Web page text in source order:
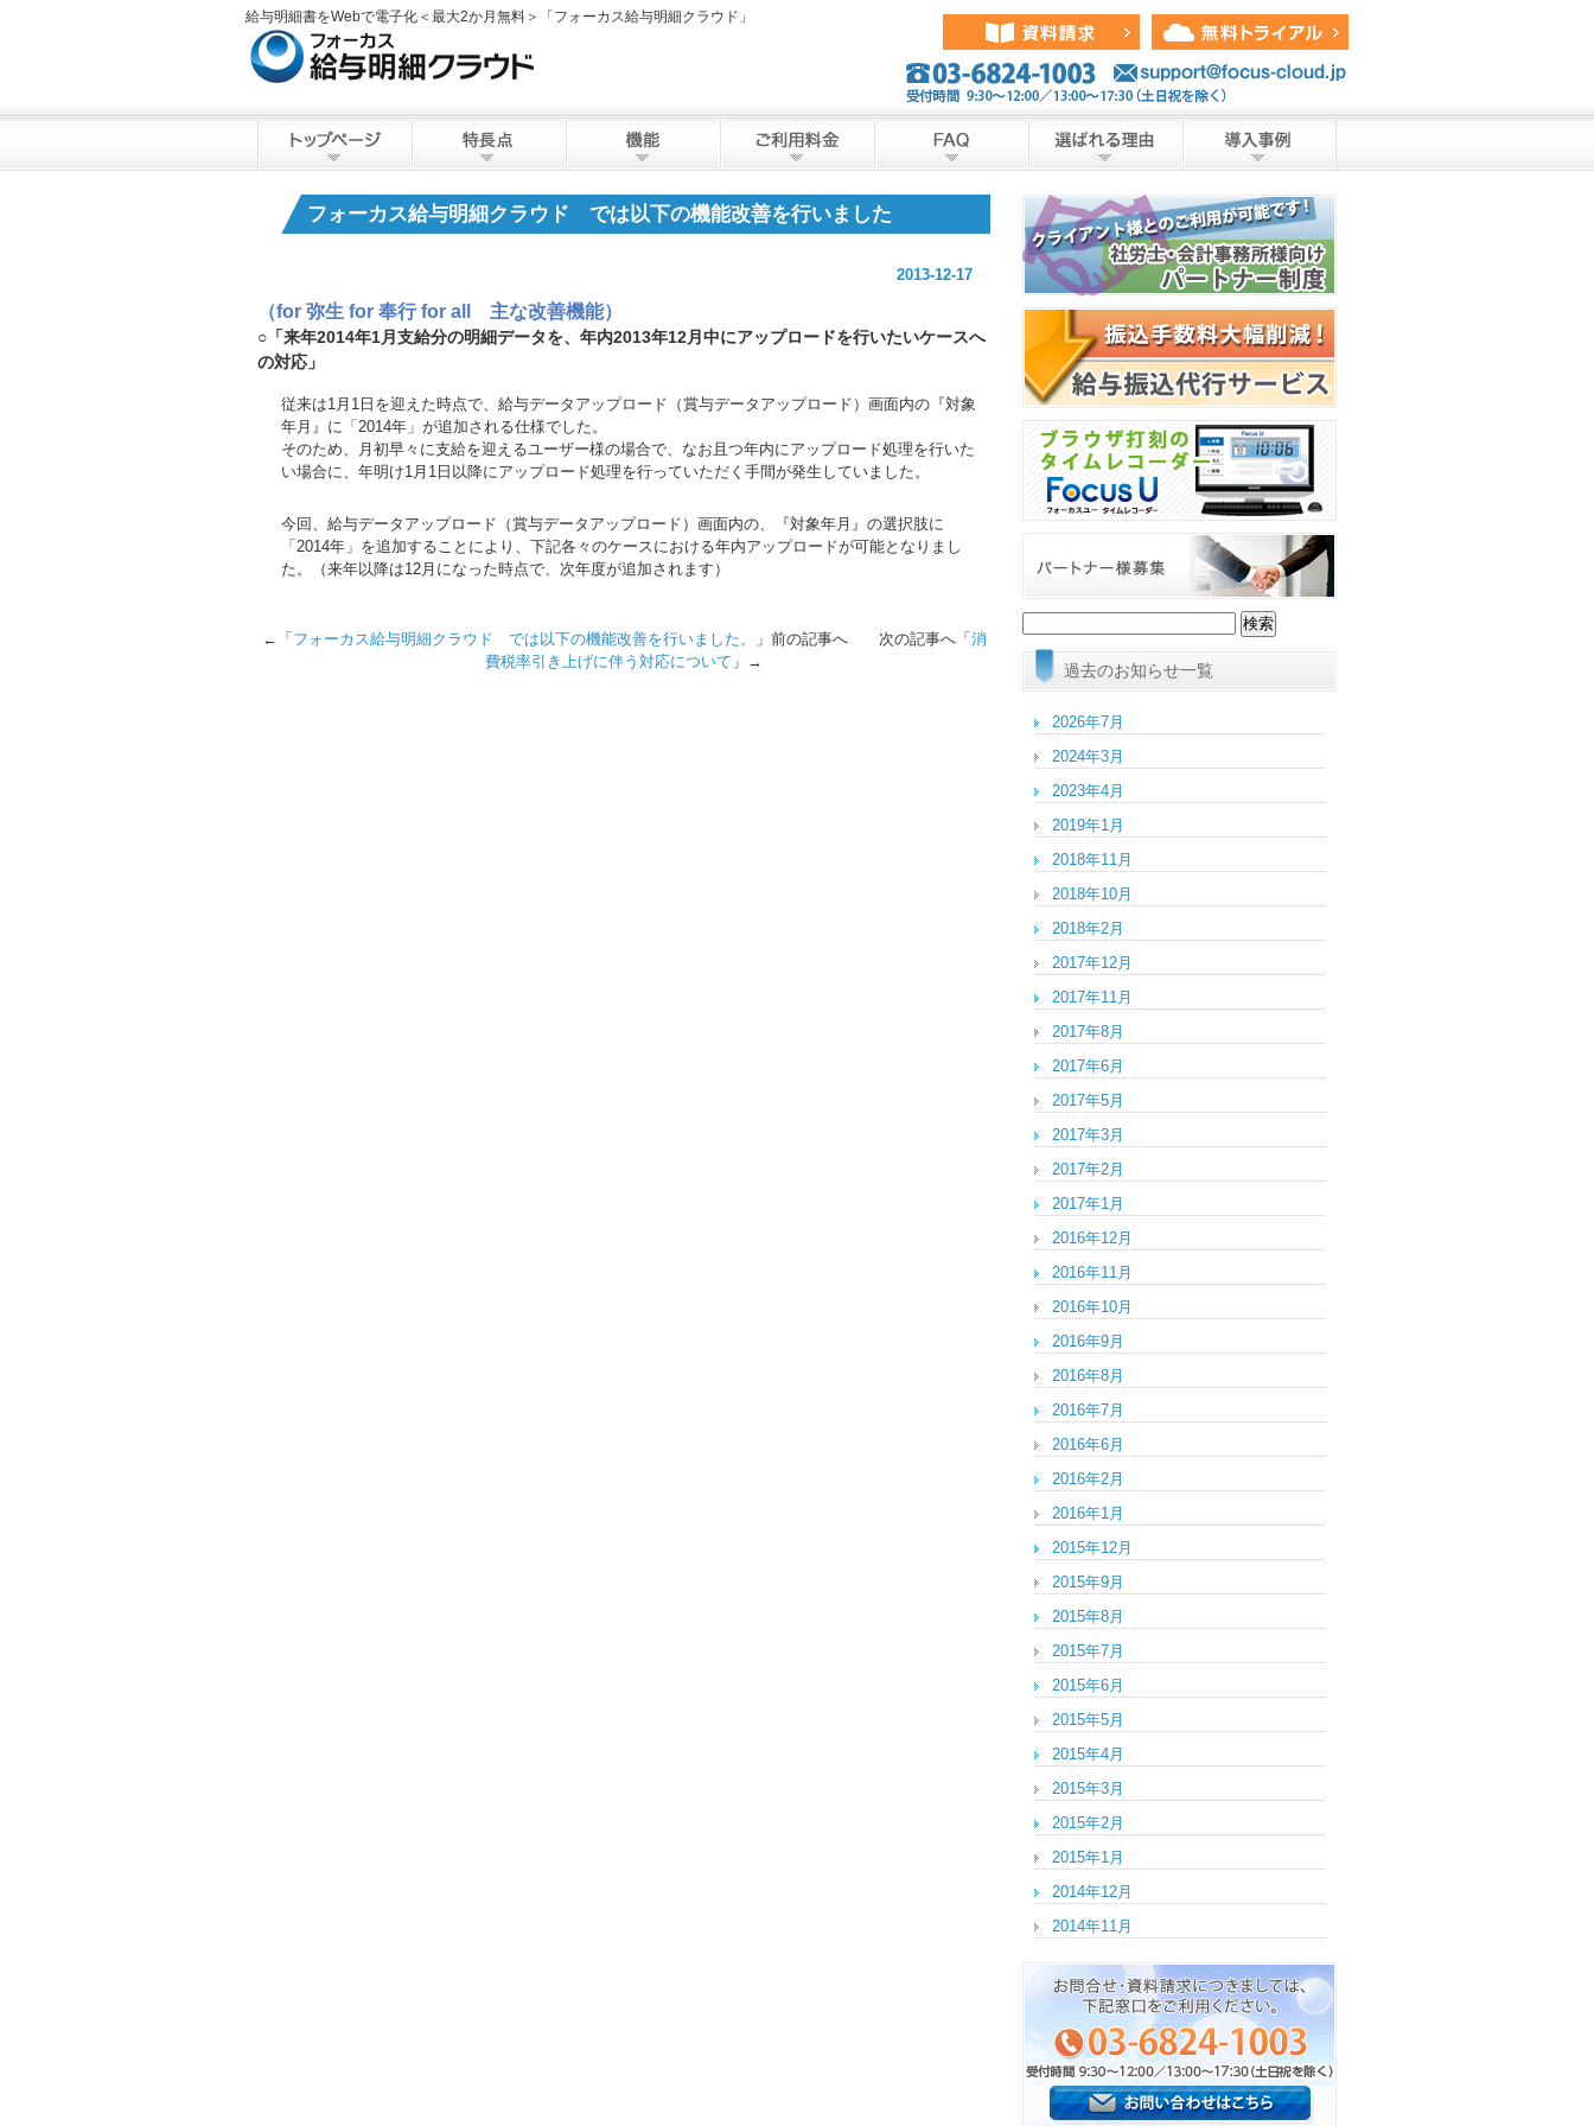
給与明細書をWebで電子化＜最大2か月無料＞「フォーカス給与明細クラウド」
フォーカス給与明細クラウド では以下の機能改善を行いました
2013-12-17
（for 弥生 for 奉行 for all 主な改善機能）
○「来年2014年1月支給分の明細データを、年内2013年12月中にアップロードを行いたいケースへ
の対応」
従来は1月1日を迎えた時点で、給与データアップロード（賞与データアップロード）画面内の『対象
年月』に「2014年」が追加される仕様でした。
そのため、月初早々に支給を迎えるユーザー様の場合で、なお且つ年内にアップロード処理を行いた
い場合に、年明け1月1日以降にアップロード処理を行っていただく手間が発生していました。
今回、給与データアップロード（賞与データアップロード）画面内の、『対象年月』の選択肢に
「2014年」を追加することにより、下記各々のケースにおける年内アップロードが可能となりまし
た。（来年以降は12月になった時点で、次年度が追加されます）
←「 フォーカス給与明細クラウド では以下の機能改善を行いました。 」前の記事へ 次の記事へ「 消
費税率引き上げに伴う対応について 」→ 過去のお知らせ一覧
2026年7月
2024年3月
2023年4月
2019年1月
2018年11月
2018年10月
2018年2月
2017年12月
2017年11月
2017年8月
2017年6月
2017年5月
2017年3月
2017年2月
2017年1月
2016年12月
2016年11月
2016年10月
2016年9月
2016年8月
2016年7月
2016年6月
2016年2月
2016年1月
2015年12月
2015年9月
2015年8月
2015年7月
2015年6月
2015年5月
2015年4月
2015年3月
2015年2月
2015年1月
2014年12月
2014年11月